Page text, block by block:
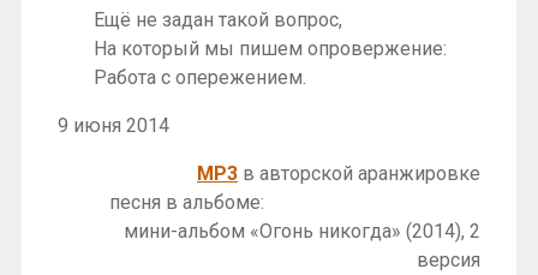
Ещё не задан такой вопрос,
На который мы пишем опровержение:
Работа с опережением.
9 июня 2014
MP3 в авторской аранжировке
песня в альбоме:
мини-альбом «Огонь никогда» (2014), 2
версия